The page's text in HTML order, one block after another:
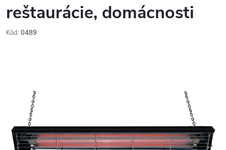
reštaurácie, domácnosti
Kód: 0489